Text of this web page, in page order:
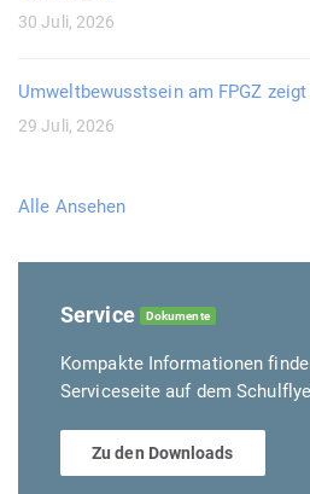
30 Juli, 2026
Umweltbewusstsein am FPGZ
29 Juli, 2026
Alle Ansehen
Service Dokumente
Kompakte Informationen
Serviceseite auf dem
Zu den Downloads